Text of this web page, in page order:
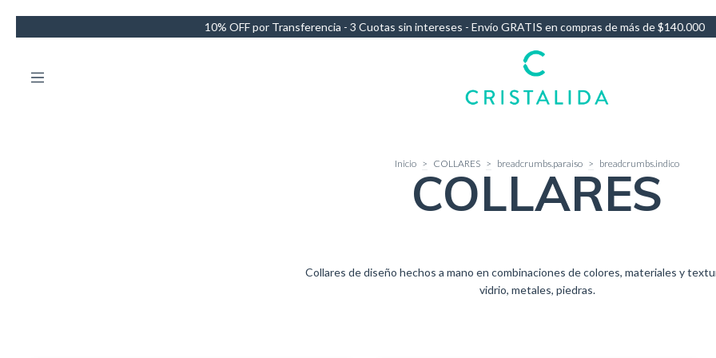
OFF por Transferencia - 3 Cuotas sin intereses - Envío GRATIS en compras de más de $140.000 10% OFF por Transferencia - 3
Inicio > COLLARES > breadcrumbs.paraiso > breadcrumbs.indico
COLLARES
Collares de diseño hechos a mano en combinaciones de colores, materiales y
vidrio, metales, piedras.